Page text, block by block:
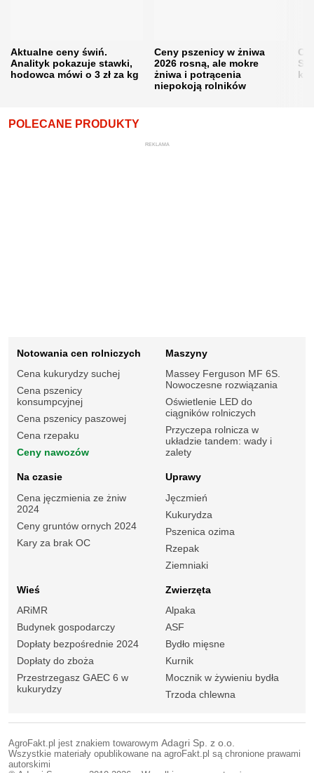
Aktualne ceny świń.
Analityk pokazuje stawki,
hodowca mówi o 3 zł za kg
Ceny pszenicy w żniwa
2026 rosną, ale mokre
żniwa i potrącenia
niepokoją rolników
POLECANE PRODUKTY
REKLAMA
Notowania cen rolniczych
Cena kukurydzy suchej
Cena pszenicy
konsumpcyjnej
Cena pszenicy paszowej
Cena rzepaku
Ceny nawozów
Maszyny
Massey Ferguson MF 6S.
Nowoczesne rozwiązania
Oświetlenie LED do
ciągników rolniczych
Przyczepa rolnicza w
układzie tandem: wady i
zalety
Na czasie
Cena jęczmienia ze żniw
2024
Ceny gruntów ornych 2024
Kary za brak OC
Uprawy
Jęczmień
Kukurydza
Pszenica ozima
Rzepak
Ziemniaki
Wieś
ARiMR
Budynek gospodarczy
Dopłaty bezpośrednie 2024
Dopłaty do zboża
Przestrzegasz GAEC 6 w
kukurydzy
Zwierzęta
Alpaka
ASF
Bydło mięsne
Kurnik
Mocznik w żywieniu bydła
Trzoda chlewna
AgroFakt.pl jest znakiem towarowym Adagri Sp. z o.o.
Wszystkie materiały opublikowane na agroFakt.pl są chronione prawami
autorskimi